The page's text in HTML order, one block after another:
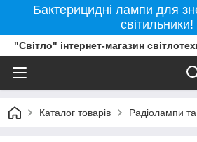
Бактерицидні лампи для
світильники!
"Світло" інтернет-магазин
Каталог товарів Радіолампи та